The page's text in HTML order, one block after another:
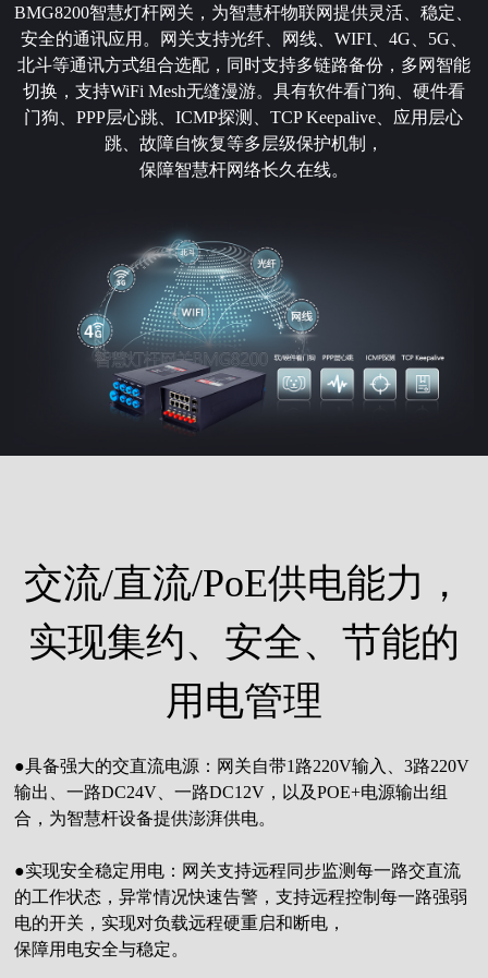
BMG8200智慧灯杆网关，为智慧杆物联网提供灵活、稳定、
安全的通讯应用。网关支持光纤、网线、WIFI、4G、5G、
北斗等通讯方式组合选配，同时支持多链路备份，多网智能
切换，支持WiFi Mesh无缝漫游。具有软件看门狗、硬件看
门狗、PPP层心跳、ICMP探测、TCP Keepalive、应用层心
跳、故障自恢复等多层级保护机制，
保障智慧杆网络长久在线。
交流/直流/PoE供电能力，
实现集约、安全、节能的
用电管理
●具备强大的交直流电源：网关自带1路220V输入、3路220V
输出、一路DC24V、一路DC12V，以及POE+电源输出组
合，为智慧杆设备提供澎湃供电。
●实现安全稳定用电：网关支持远程同步监测每一路交直流
的工作状态，异常情况快速告警，支持远程控制每一路强弱
电的开关，实现对负载远程硬重启和断电，
保障用电安全与稳定。